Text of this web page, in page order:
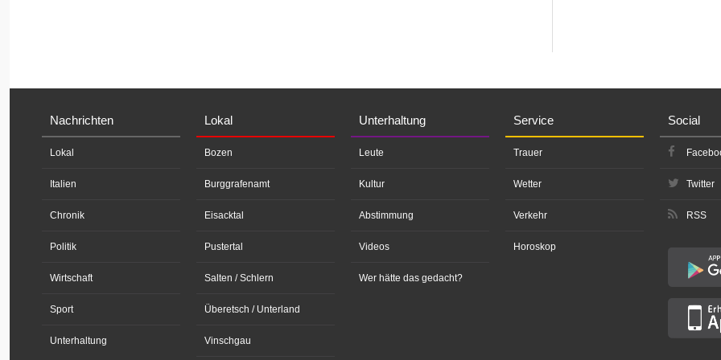
Nachrichten
Lokal
Italien
Chronik
Politik
Wirtschaft
Sport
Unterhaltung
Lokal
Bozen
Burggrafenamt
Eisacktal
Pustertal
Salten / Schlern
Überetsch / Unterland
Vinschgau
Unterhaltung
Leute
Kultur
Abstimmung
Videos
Wer hätte das gedacht?
Service
Trauer
Wetter
Verkehr
Horoskop
Social
Twitter
RSS